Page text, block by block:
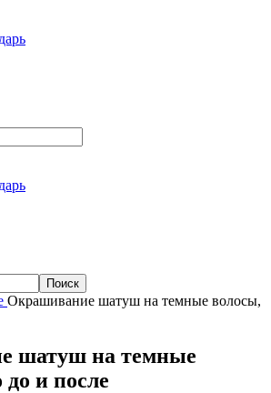
Окрашивание шатуш на темные волосы,
шатуш на темные
и после